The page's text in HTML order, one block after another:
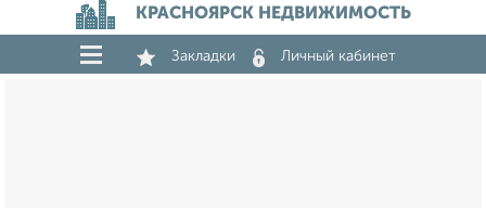
КРАСНОЯРСК НЕДВИЖИМОСТЬ
Закладки Личный кабинет